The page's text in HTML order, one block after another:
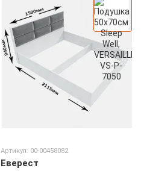
Артикул: 00-00458082
Еверест